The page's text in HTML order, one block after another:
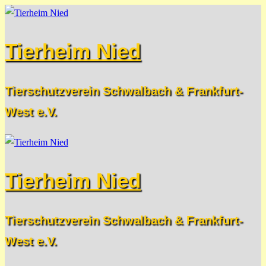
Zum
springen
Menü
Schließen
Tierheim Nied
Tierschutzverein Schwalbach & Frankfurt-
West e.V.
Tierheim Nied
Tierschutzverein Schwalbach & Frankfurt-
West e.V.